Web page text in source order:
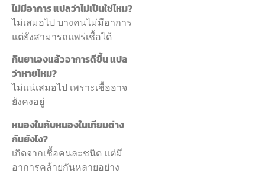
ไม่มีอาการ แปลว่าไม่เป็นใช่ไหม?
ไม่เสมอไป บางคนไม่มีอาการ
แต่ยังสามารถแพร่เชื้อได้
กินยาเองแล้วอาการดีขึ้น แปล
ว่าหายไหม?
ไม่แน่เสมอไป เพราะเชื้ออาจ
ยังคงอยู่
หนองในกับหนองในเทียมต่าง
กันยังไง?
เกิดจากเชื้อคนละชนิด แต่มี
อาการคล้ายกันหลายอย่าง